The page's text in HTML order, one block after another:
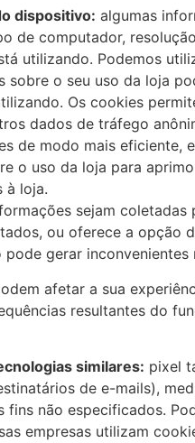
dispositivo: algumas
de computador,
utilizando. Podemos
sobre o seu uso da loja
Os cookies
dados de tráfego
de modo mais eficiente,
o uso da loja para
à loja.
sejam
ou oferece a
gerar inconvenientes
afetar a sua
resultantes do
similares: pixel
de e-mails),
fins não especificados.
empresas utilizam